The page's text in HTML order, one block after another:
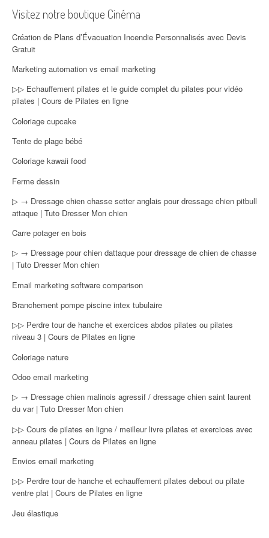
Visitez notre boutique Cinéma
Création de Plans d’Évacuation Incendie Personnalisés avec Devis
Gratuit
Marketing automation vs email marketing
▷▷ Echauffement pilates et le guide complet du pilates pour vidéo
pilates | Cours de Pilates en ligne
Coloriage cupcake
Tente de plage bébé
Coloriage kawaii food
Ferme dessin
▷ → Dressage chien chasse setter anglais pour dressage chien pitbull
attaque | Tuto Dresser Mon chien
Carre potager en bois
▷ → Dressage pour chien dattaque pour dressage de chien de chasse
| Tuto Dresser Mon chien
Email marketing software comparison
Branchement pompe piscine intex tubulaire
▷▷ Perdre tour de hanche et exercices abdos pilates ou pilates
niveau 3 | Cours de Pilates en ligne
Coloriage nature
Odoo email marketing
▷ → Dressage chien malinois agressif / dressage chien saint laurent
du var | Tuto Dresser Mon chien
▷▷ Cours de pilates en ligne / meilleur livre pilates et exercices avec
anneau pilates | Cours de Pilates en ligne
Envios email marketing
▷▷ Perdre tour de hanche et echauffement pilates debout ou pilate
ventre plat | Cours de Pilates en ligne
Jeu élastique